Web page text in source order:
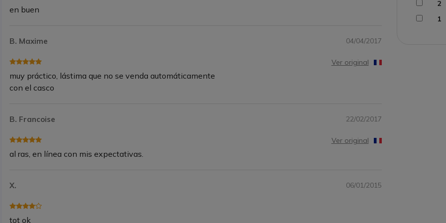
en buen
B. Maxime 04/04/2017
muy práctico, lástima que no se venda automáticamente
con el casco
Ver original
B. Francoise 22/02/2017
al ras, en línea con mis expectativas.
Ver original
X. 06/01/2015
tot ok
2
1